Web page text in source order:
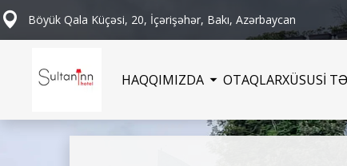
Böyük Qala Küçəsi, 20, İçərişəhər, Bakı, Azərbaycan
HAQQIMIZDA OTAQLARXÜSUSİ